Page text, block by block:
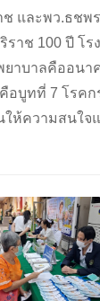
และพว.ธชพ
ราช 100 ปี
พยาบาลคืออ
บูทที่ 7 โรคก
ห้ความสนใจ